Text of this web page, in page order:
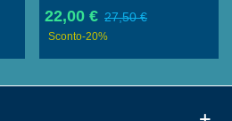
Diametro 2 Cm In Carbonio
Galleggiante Per Staffe E
22,00 € 27,50 €
Sconto-20%